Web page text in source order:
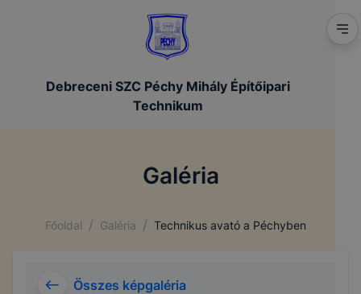
Debreceni SZC Péchy Mihály Építőipari
Technikum
Galéria
Főoldal / Galéria / Technikus avató a Péchyben
Összes képgaléria